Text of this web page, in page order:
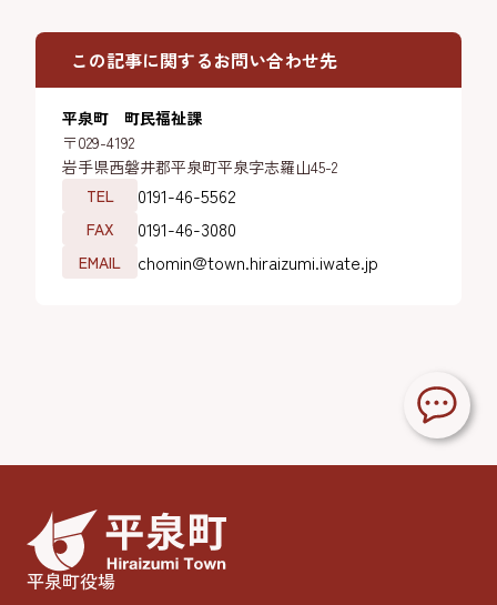
この記事に関するお問い合わせ先
平泉町 町民福祉課
〒029-4192
岩手県西磐井郡平泉町平泉字志羅山45-2
TEL
0191-46-5562
FAX 0191-46-3080
EMAIL chomin@town.hiraizumi.iwate.jp
平泉町役場